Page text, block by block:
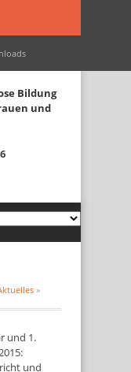
Italiano
»
und 1.
und